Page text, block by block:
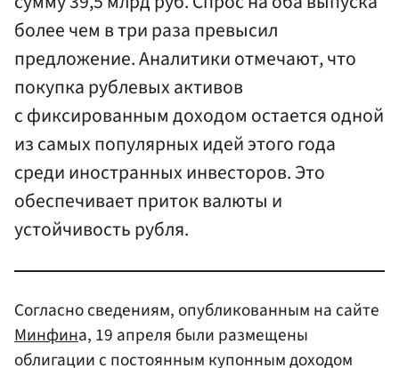
более чем в три раза превысил
предложение. Аналитики отмечают, что
покупка рублевых активов
с фиксированным доходом остается одной
из самых популярных идей этого года
среди иностранных инвесторов. Это
обеспечивает приток валюты и
устойчивость рубля.
Согласно сведениям, опубликованным на сайте
Минфина, 19 апреля были размещены
облигации с постоянным купонным доходом